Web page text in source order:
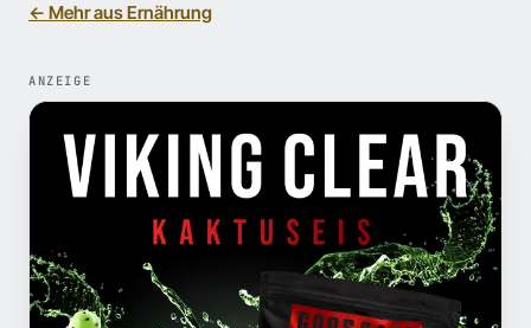
← Mehr aus Ernährung
ANZEIGE